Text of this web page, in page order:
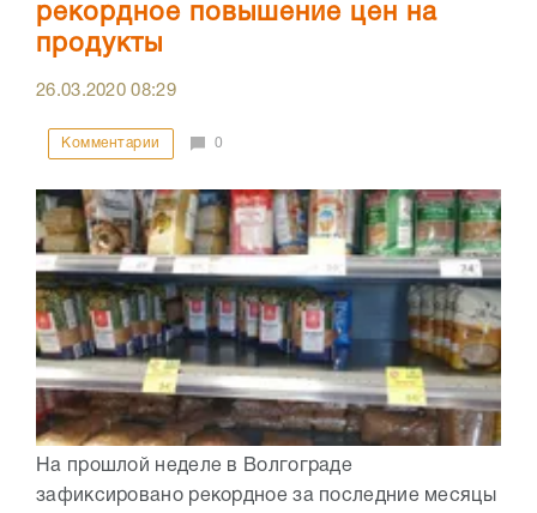
рекордное повышение цен на
продукты
26.03.202008:29
Комментарии 0
На прошлой неделе в Волгограде
зафиксировано рекордное за последние месяцы